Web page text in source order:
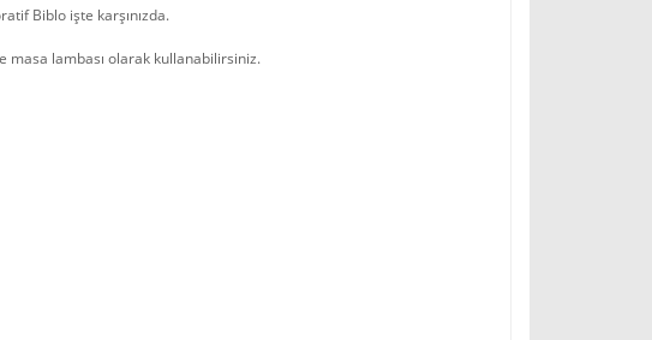
Biblo işte karşınızda.
masa lambası olarak kullanabilirsiniz.